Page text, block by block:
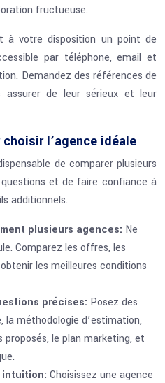
fructueuse.
à votre disposition un point de
par téléphone, email et
Demandez des références de
assurer de leur sérieux et leur
l’agence idéale
de comparer plusieurs
et de faire confiance à
additionnels.
plusieurs agences: Ne
Comparez les offres, les
les meilleures conditions
précises: Posez des
la méthodologie d’estimation,
proposés, le plan marketing, et
intuition: Choisissez une agence